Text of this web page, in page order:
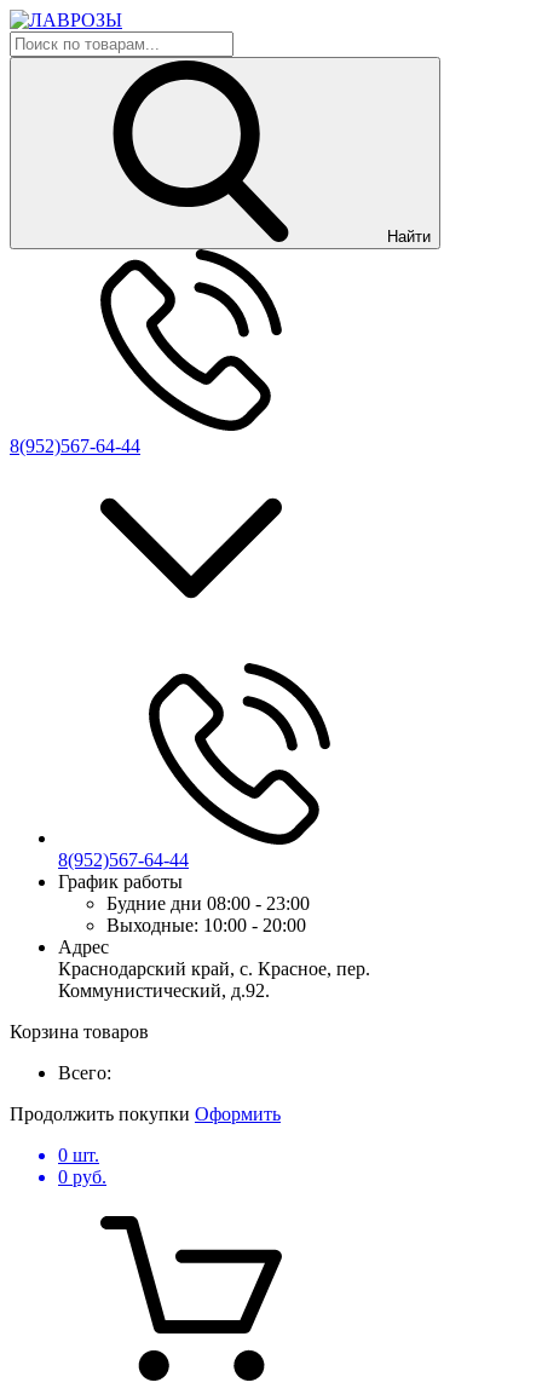
Найти
8(952)567-64-44
8(952)567-64-44
График работы
Будние дни 08:00 - 23:00
Выходные: 10:00 - 20:00
Адрес
Краснодарский край, с. Красное, пер.
Коммунистический, д.92.
Корзина товаров
Всего:
Продолжить покупки Оформить
0 шт.
0 руб.